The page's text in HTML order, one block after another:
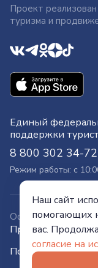
Проект
туризма и
Единый
поддержки
8 800 302 34-72
Режим работы: с
Официальный
Правительства
Политика
Наш сайт
помогающих
вас.
согласие на